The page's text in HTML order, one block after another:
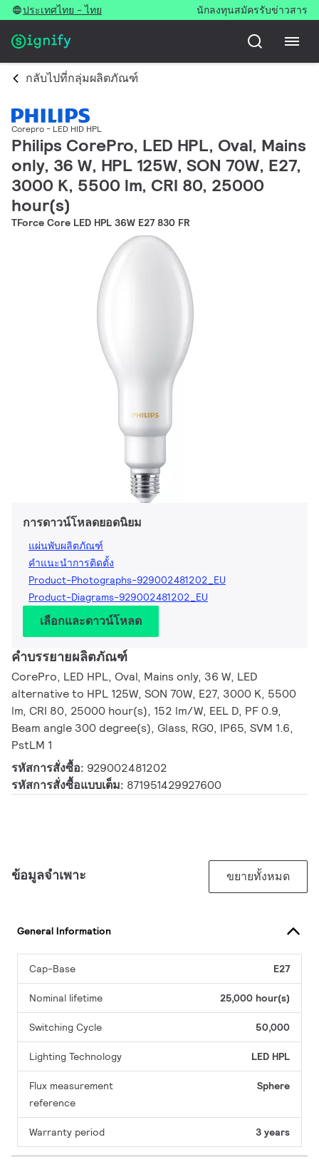
ประเทศไทย - ไทย นักลงทุนสมัครรับข่าวสาร
กลับไปที่กลุ่มผลิตภัณฑ์
Corepro - LED HID HPL
Philips CorePro, LED HPL, Oval, Mains
only, 36 W, HPL 125W, SON 70W, E27,
3000 K, 5500 lm, CRI 80, 25000
hour(s)
TForce Core LED HPL 36W E27 830 FR
การดาวน์โหลดยอดนิยม
แผ่นพับผลิตภัณฑ์
คำแนะนำการติดตั้ง
Product-Photographs-929002481202_EU
Product-Diagrams-929002481202_EU
เลือกและดาวน์โหลด
คำบรรยายผลิตภัณฑ์
CorePro, LED HPL, Oval, Mains only, 36 W, LED
alternative to HPL 125W, SON 70W, E27, 3000 K, 5500
lm, CRI 80, 25000 hour(s), 152 lm/W, EEL D, PF 0.9,
Beam angle 300 degree(s), Glass, RG0, IP65, SVM 1.6,
PstLM 1
รหัสการสั่งซื้อ: 929002481202
รหัสการสั่งซื้อแบบเต็ม: 871951429927600
ข้อมูลจำเพาะ ขยายทั้งหมด
General Information
Cap-Base E27
Nominal lifetime 25,000 hour(s)
Switching Cycle 50,000
Lighting Technology LED HPL
Flux measurement
reference
Sphere
Warranty period 3 years